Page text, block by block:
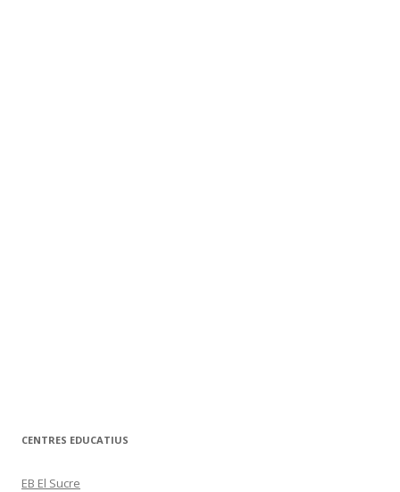
CENTRES EDUCATIUS
EB El Sucre